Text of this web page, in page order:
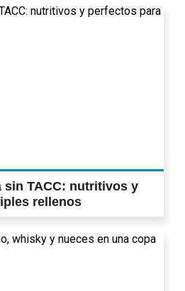
sin TACC: nutritivos y
rellenos